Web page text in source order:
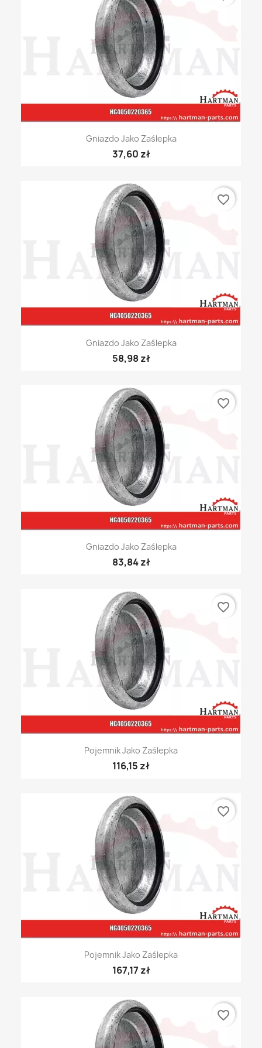
Gniazdo Jako Zaślepka
37,60 zł
Gniazdo Jako Zaślepka
58,98 zł
favorite_border
Gniazdo Jako Zaślepka
83,84 zł
favorite_border
Pojemnik Jako Zaślepka
116,15 zł
favorite_border
Pojemnik Jako Zaślepka
167,17 zł
favorite_border
favorite_border